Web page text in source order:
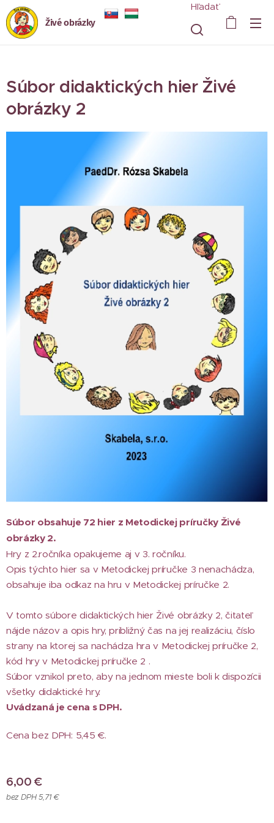
Živé obrázky
Hľadať
Súbor didaktických hier Živé
obrázky 2
Súbor obsahuje 72 hier z Metodickej príručky Živé
obrázky 2.
Hry z 2.ročníka opakujeme aj v 3. ročníku.
Opis týchto hier sa v Metodickej príručke 3 nenachádza,
obsahuje iba odkaz na hru v Metodickej príručke 2.
V tomto súbore didaktických hier Živé obrázky 2, čitateľ
nájde názov a opis hry, približný čas na jej realizáciu, číslo
strany na ktorej sa nachádza hra v Metodickej príručke 2,
kód hry v Metodickej príručke 2 .
Súbor vznikol preto, aby na jednom mieste boli k dispozícii
všetky didaktické hry.
Uvádzaná je cena s DPH.
Cena bez DPH: 5,45 €.
6,00 €
bez DPH 5,71 €